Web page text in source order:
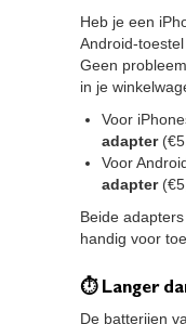
Heb je een
Android-
Geen
in je
Voor
adapter
Voor
adapter
Beide
handig voor
⏱ Langer
De batterijen